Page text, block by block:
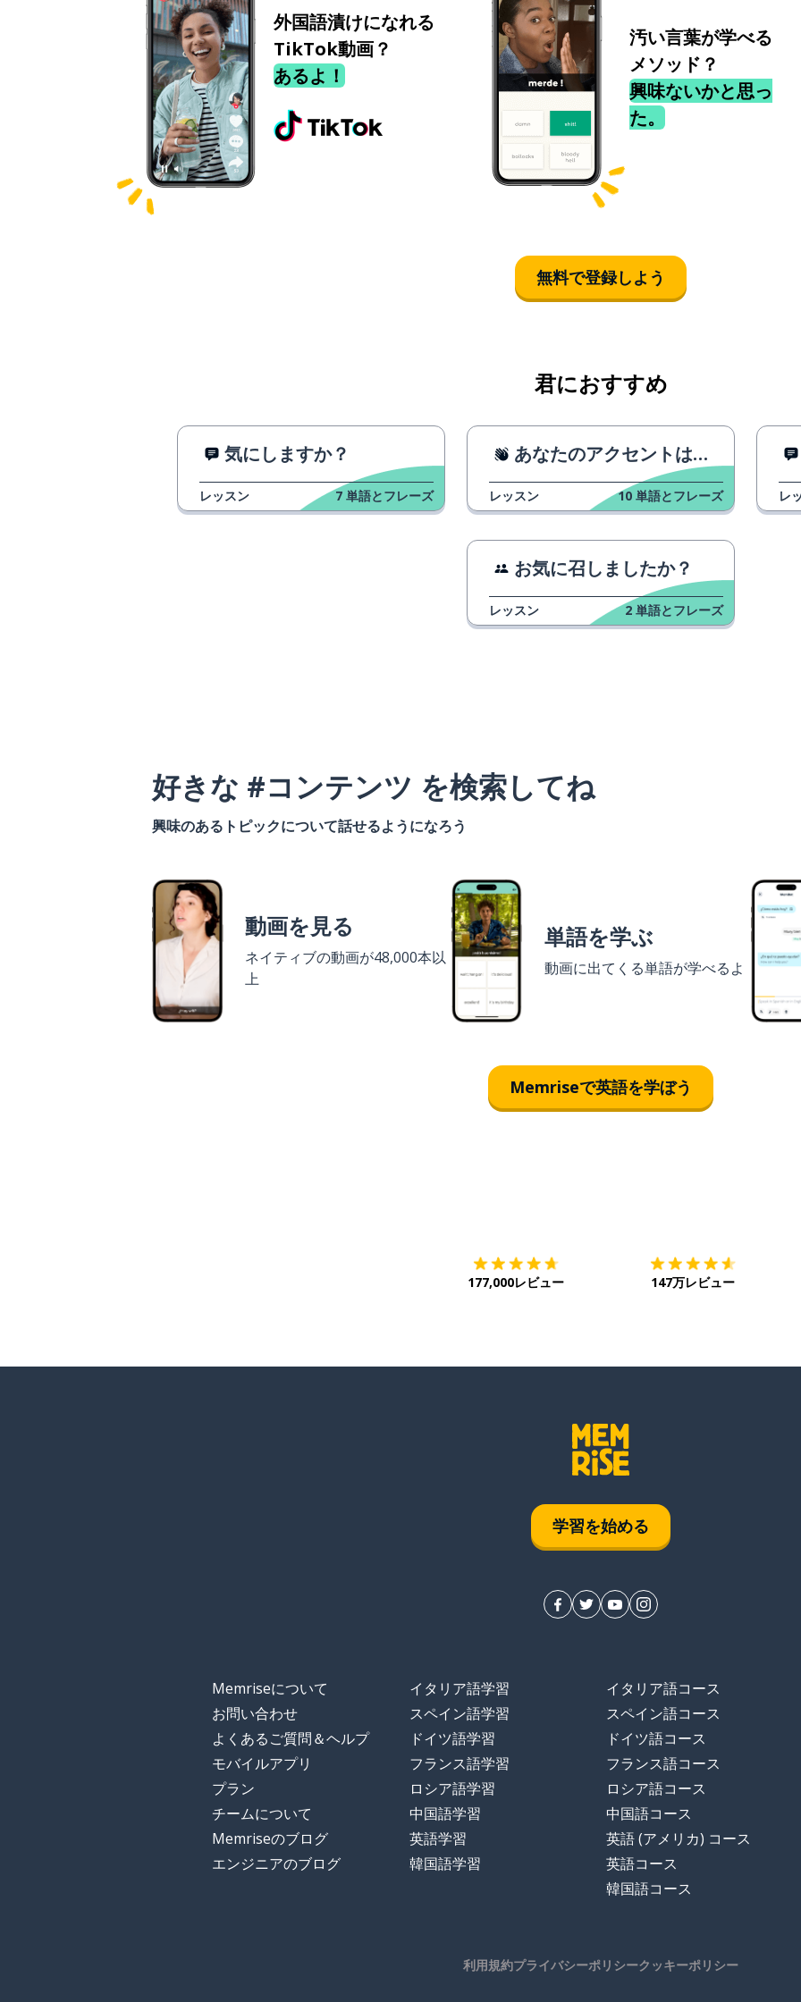
外国語漬けになれる
TikTok動画？
あるよ！
汚い言葉が学べる
メソッド？
興味ないかと思っ
た。
無料で登録しよう
君におすすめ
気にしますか？
レッスン 7 単語とフレーズ
あなたのアクセントはとても素敵です！
レッスン 10 単語とフレーズ レ
お気に召しましたか？
レッスン 2 単語とフレーズ
好きな #コンテンツ を検索してね
興味のあるトピックについて話せるようになろう
動画を見る
ネイティブの動画が48,000本以
上
単語を学ぶ
動画に出てくる単語が学べるよ
Memriseで英語を学ぼう
177,000レビュー 147万レビュー
学習を始める
Memriseについて
お問い合わせ
よくあるご質問＆ヘルプ
モバイルアプリ
プラン
チームについて
Memriseのブログ
エンジニアのブログ
イタリア語学習
スペイン語学習
ドイツ語学習
フランス語学習
ロシア語学習
中国語学習
英語学習
韓国語学習
イタリア語コース
スペイン語コース
ドイツ語コース
フランス語コース
ロシア語コース
中国語コース
英語 (アメリカ) コース
英語コース
韓国語コース
利用規約プライバシーポリシークッキーポリシー